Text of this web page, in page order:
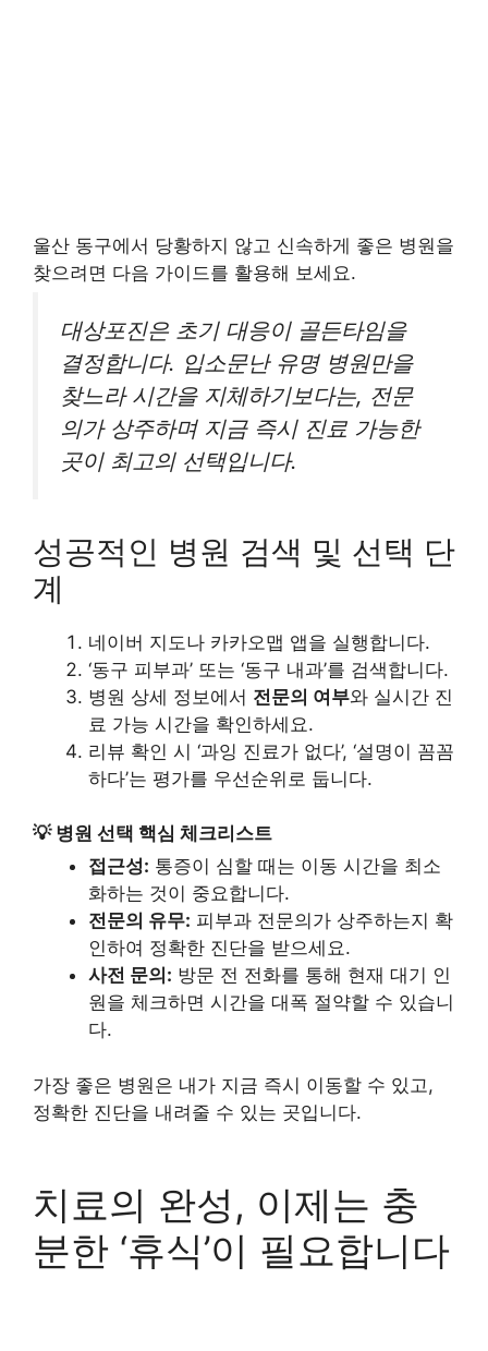
울산 동구에서 당황하지 않고 신속하게 좋은 병원을
찾으려면 다음 가이드를 활용해 보세요.
대상포진은 초기 대응이 골든타임을
결정합니다. 입소문난 유명 병원만을
찾느라 시간을 지체하기보다는, 전문
의가 상주하며 지금 즉시 진료 가능한
곳이 최고의 선택입니다.
성공적인 병원 검색 및 선택 단
계
네이버 지도나 카카오맵 앱을 실행합니다.
‘동구 피부과’ 또는 ‘동구 내과’를 검색합니다.
병원 상세 정보에서 전문의 여부와 실시간 진
료 가능 시간을 확인하세요.
리뷰 확인 시 ‘과잉 진료가 없다’, ‘설명이 꼼꼼
하다’는 평가를 우선순위로 둡니다.
💡 병원 선택 핵심 체크리스트
접근성: 통증이 심할 때는 이동 시간을 최소
화하는 것이 중요합니다.
전문의 유무: 피부과 전문의가 상주하는지 확
인하여 정확한 진단을 받으세요.
사전 문의: 방문 전 전화를 통해 현재 대기 인
원을 체크하면 시간을 대폭 절약할 수 있습니
다.
가장 좋은 병원은 내가 지금 즉시 이동할 수 있고,
정확한 진단을 내려줄 수 있는 곳입니다.
치료의 완성, 이제는 충
분한 ‘휴식’이 필요합니다